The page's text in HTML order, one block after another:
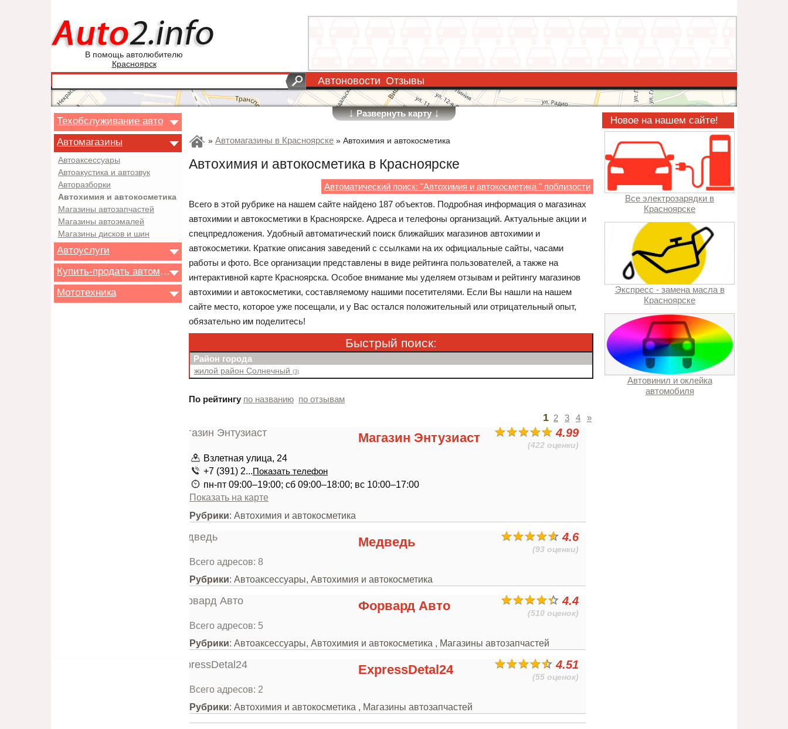
В помощь автолюбителю
Красноярск
Автоновости Отзывы
↓Развернуть карту↓
Техобслуживание авто
Автомагазины
Автоаксессуары
Автоакустика и автозвук
Авторазборки
Автохимия и автокосметика
Магазины автозапчастей
Магазины автоэмалей
Магазины дисков и шин
Автоуслуги
Купить-продать автомобиль
Мототехника
» Автомагазины в Красноярске » Автохимия и автокосметика
Автохимия и автокосметика в Красноярске
Автоматический поиск: "Автохимия и автокосметика " поблизости
Всего в этой рубрике на нашем сайте найдено 187 объектов. Подробная информация о магазинах
автохимии и автокосметики в Красноярске. Адреса и телефоны организаций. Актуальные акции и
спецпредложения. Удобный автоматический поиск ближайших магазинов автохимии и
автокосметики. Краткие описания заведений с ссылками на их официальные сайты, часами
работы и фото. Все организации представлены в виде рейтинга пользователей, а также на
интерактивной карте Красноярска. Особое внимание мы уделяем отзывам и рейтингу магазинов
автохимии и автокосметики, составляемому нашими посетителями. Если Вы нашли на нашем
сайте место, которое уже посещали, и у Вас остался положительный или отрицательный опыт,
обязательно им поделитесь!
Быстрый поиск:
Район города
жилой район Солнечный (3)
По рейтингу по названию по отзывам
1 2 3 4 »
4.99
(422 оценки)
Магазин Энтузиаст
Взлетная улица, 24
+7 (391) 2...Показать телефон
пн-пт 09:00–19:00; сб 09:00–18:00; вс 10:00–17:00
Показать на карте
Рубрики: Автохимия и автокосметика
4.6
(93 оценки)
Медведь
Всего адресов: 8
Рубрики: Автоаксессуары, Автохимия и автокосметика
4.4
(510 оценок)
Форвард Авто
Всего адресов: 5
Рубрики: Автоаксессуары, Автохимия и автокосметика , Магазины автозапчастей
4.51
(55 оценок)
ExpressDetal24
Всего адресов: 2
Рубрики: Автохимия и автокосметика , Магазины автозапчастей
Новое на нашем сайте!
Все электрозарядки в
Красноярске
Экспресс - замена масла в
Красноярске
Автовинил и оклейка
автомобиля